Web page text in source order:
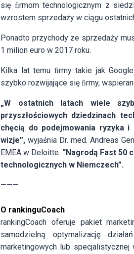
się ﬁrmom technologicznym z
wzrostem sprzedaży w ciągu
Ponadto przychody ze sprzedaży
1 milion euro w 2017 roku.
Kilka lat temu ﬁrmy takie jak
szybko rozwijające się ﬁrmy,
„W ostatnich latach wiele
przyszłościowych dziedzinach
chęcią do podejmowania ryzyka
wizje”, wyjaśnia Dr. med. Andreas
EMEA w Deloitte. “Nagrodą Fast 50
technologicznych w Niemczech”.
———
O rankinguCoach
rankingCoach oferuje pakiet
samodzielną optymalizację
marketingowych lub